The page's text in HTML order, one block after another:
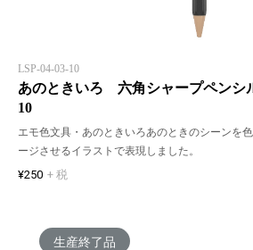
LSP-04-03-10
あのときいろ 六角シャープペンシ
10
エモ色文具・あのときいろあのときのシーンを
ージさせるイラストで表現しました。
¥250 + 税
生産終了品